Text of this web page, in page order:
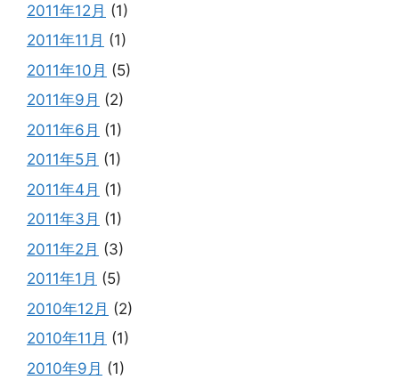
2011年12月 (1)
2011年11月 (1)
2011年10月 (5)
2011年9月 (2)
2011年6月 (1)
2011年5月 (1)
2011年4月 (1)
2011年3月 (1)
2011年2月 (3)
2011年1月 (5)
2010年12月 (2)
2010年11月 (1)
2010年9月 (1)